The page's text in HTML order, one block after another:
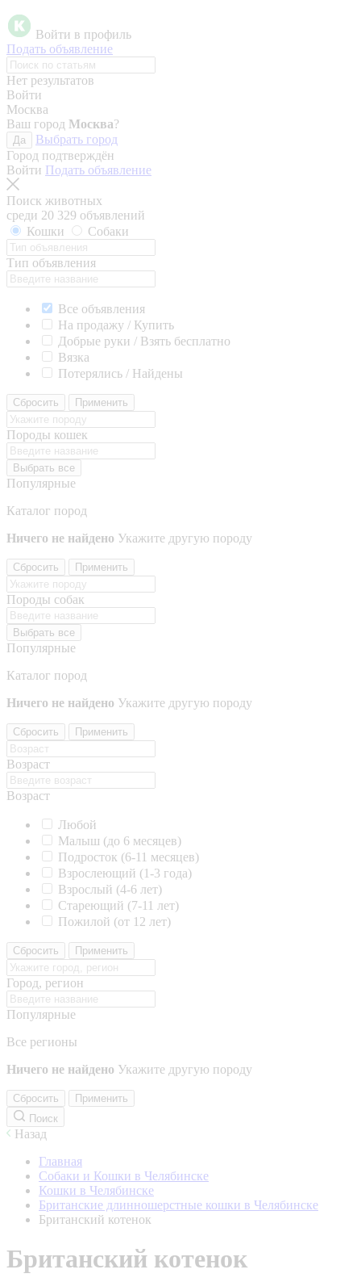
Войти в профиль
Подать объявление
Нет результатов
Войти
Москва
Ваш город Москва?
Да
Выбрать город
Город подтверждён
Войти Подать объявление
Поиск животных
среди 20 329 объявлений
Кошки
Собаки
Тип объявления
Все объявления
На продажу / Купить
Добрые руки / Взять бесплатно
Вязка
Потерялись / Найдены
Сбросить Применить
Породы кошек
Выбрать все
Популярные
Каталог пород
Ничего не найдено Укажите другую породу
Сбросить Применить
Породы собак
Выбрать все
Популярные
Каталог пород
Ничего не найдено Укажите другую породу
Сбросить Применить
Возраст
Возраст
Любой
Малыш (до 6 месяцев)
Подросток (6-11 месяцев)
Взрослеющий (1-3 года)
Взрослый (4-6 лет)
Стареющий (7-11 лет)
Пожилой (от 12 лет)
Сбросить Применить
Город, регион
Популярные
Все регионы
Ничего не найдено Укажите другую породу
Сбросить
Применить
Поиск
Назад
Главная
Собаки и Кошки в Челябинске
Кошки в Челябинске
Британские длинношерстные кошки в Челябинске
Британский котенок
Британский котенок